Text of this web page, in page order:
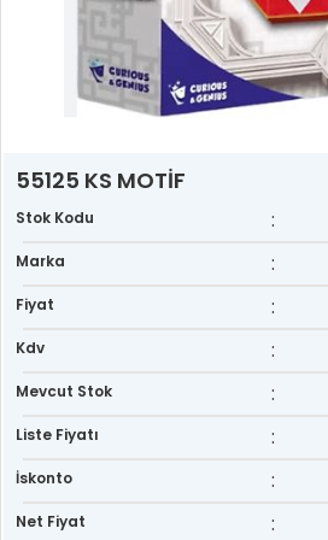
55125 KS MOTİF
Stok Kodu :
Marka :
Fiyat :
Kdv :
Mevcut Stok :
Liste Fiyatı :
İskonto :
Net Fiyat :